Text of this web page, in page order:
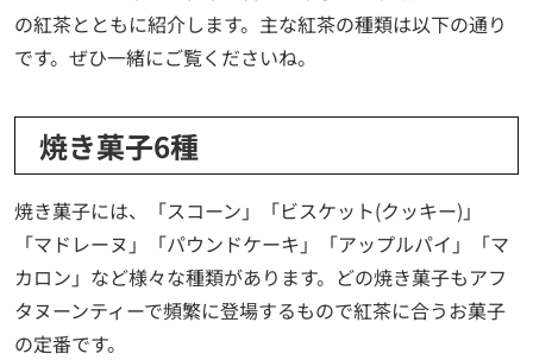
の紅茶とともに紹介します。主な紅茶の種類は以下の通り
です。ぜひ一緒にご覧くださいね。
焼き菓子6種
焼き菓子には、「スコーン」「ビスケット(クッキー)」
「マドレーヌ」「パウンドケーキ」「アップルパイ」「マ
カロン」など様々な種類があります。どの焼き菓子もアフ
タヌーンティーで頻繁に登場するもので紅茶に合うお菓子
の定番です。